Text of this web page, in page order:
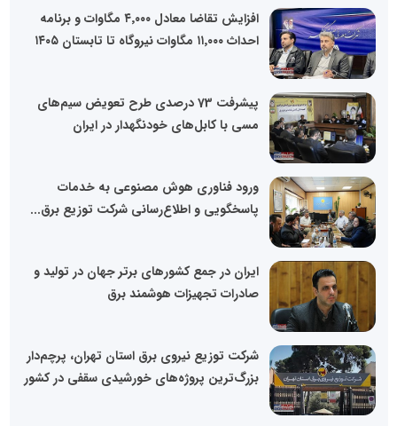
افزایش تقاضا معادل ۴٬۰۰۰ مگاوات و برنامه
احداث ۱۱٬۰۰۰ مگاوات نیروگاه تا تابستان ۱۴۰۵
پیشرفت 73 درصدی طرح تعویض سیم‌های
مسی با کابل‌های خودنگهدار در ایران
ورود فناوری هوش مصنوعی به خدمات
پاسخگویی و اطلاع‌رسانی شرکت توزیع برق...
ایران در جمع کشورهای برتر جهان در تولید و
صادرات تجهیزات هوشمند برق
شرکت توزیع نیروی برق استان تهران، پرچم‌دار
بزرگ‌ترین پروژه‌های خورشیدی سقفی در کشور